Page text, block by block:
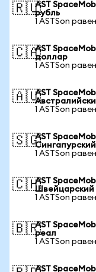
🇷🇺AST
рубль
1 ASTSon
🇨🇦AST
доллар
1 ASTSon
🇦🇺AST
1 ASTSon
🇸🇬AST
1 ASTSon
🇨🇭AST
Швейцарский
1 ASTSon
🇧🇷AST
реал
1 ASTSon
AST